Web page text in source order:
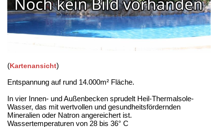
(Kartenansicht)
Entspannung auf rund 14.000m² Fläche.
In vier Innen- und Außenbecken sprudelt Heil-Thermalsole-
Wasser, das mit wertvollen und gesundheitsfördernden
Mineralien oder Natron angereichert ist.
Wassertemperaturen von 28 bis 36° C